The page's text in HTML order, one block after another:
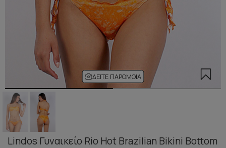
ΔΕΊΤΕ ΠΑΡΌΜΟΙΑ
Lindos Γυναικείο Rio Hot Brazilian Bikini Bottom